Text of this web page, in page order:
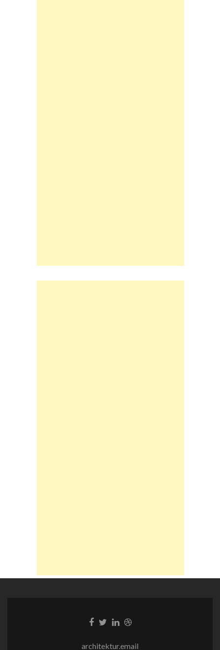
Facebook-
Twitter-
LinkedIn-
Dribble-
architektur.email